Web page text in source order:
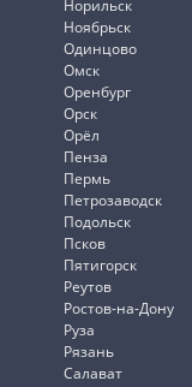
Норильск
Ноябрьск
Одинцово
Омск
Оренбург
Орск
Орёл
Пенза
Пермь
Петрозаводск
Подольск
Псков
Пятигорск
Реутов
Ростов-на-Дону
Руза
Рязань
Салават